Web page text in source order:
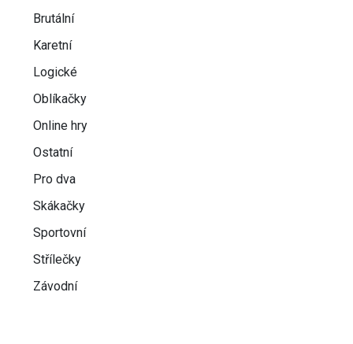
Brutální
Karetní
Logické
Oblíkačky
Online hry
Ostatní
Pro dva
Skákačky
Sportovní
Střílečky
Závodní